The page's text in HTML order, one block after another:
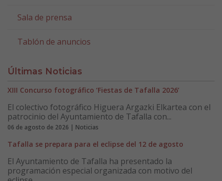
Sala de prensa
Tablón de anuncios
Últimas Noticias
XIII Concurso fotográfico ‘Fiestas de Tafalla 2026’
El colectivo fotográfico Higuera Argazki Elkartea con el
patrocinio del Ayuntamiento de Tafalla con...
06 de agosto de 2026 | Noticias
Tafalla se prepara para el eclipse del 12 de agosto
El Ayuntamiento de Tafalla ha presentado la
programación especial organizada con motivo del